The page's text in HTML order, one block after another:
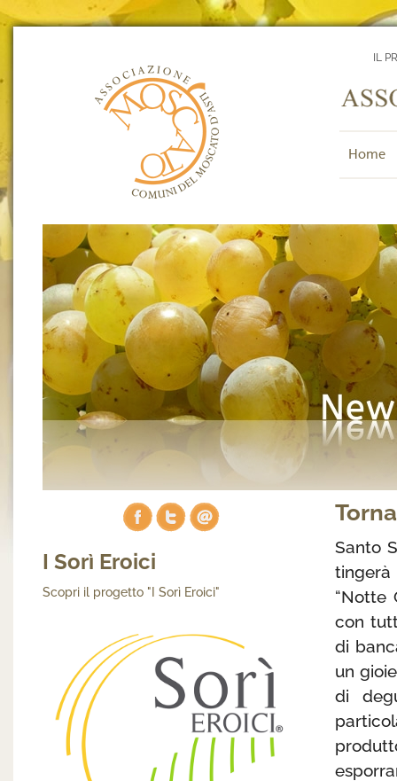
IL
Home
I Sorì Eroici
Scopri il progetto "I Sorì Eroici"
Santo
tingerà
“Notte
con
di
un
di